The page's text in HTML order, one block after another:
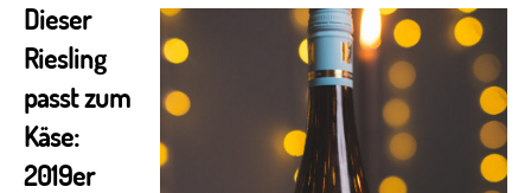
Dieser
Riesling
passt zum
Käse:
2019er